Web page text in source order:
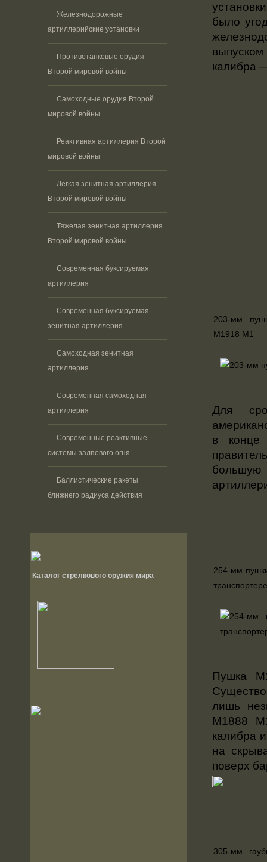
Железнодорожные
артиллерийские установки
Противотанковые орудия
Второй мировой войны
Самоходные орудия Второй
мировой войны
Реактивная артиллерия Второй
мировой войны
Легкая зенитная артиллерия
Второй мировой войны
Тяжелая зенитная артиллерия
Второй мировой войны
Современная буксируемая
артиллерия
Современная буксируемая
зенитная артиллерия
Самоходная зенитная
артиллерия
Современная самоходная
артиллерия
Современные реактивные
системы залпового огня
Баллистические ракеты
ближнего радиуса действия
Каталог стрелкового оружия мира
было
калибра
203-мм
М1918 M1
Для
в конце
254-мм
Пушка
лишь
М1888
калибра
на
поверх
305-мм